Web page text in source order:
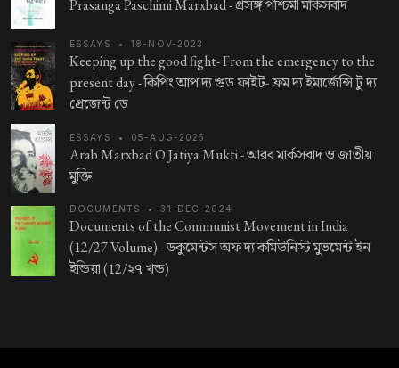
Prasanga Paschimi Marxbad -প্রসঙ্গ পশ্চিমী মার্কসবাদ
ESSAYS • 18-NOV-2023
Keeping up the good fight- From the emergency to the
present day -কিপিং আপ দ্য গুড ফাইট- ফ্রম দ্য ইমার্জেন্সি টু দ্য
প্রেজেন্ট ডে
ESSAYS • 05-AUG-2025
Arab Marxbad O Jatiya Mukti -আরব মার্কসবাদ ও জাতীয়
মুক্তি
DOCUMENTS • 31-DEC-2024
Documents of the Communist Movement in India
(12/27 Volume) -ডকুমেন্টস অফ দ্য কমিউনিস্ট মুভমেন্ট ইন
ইন্ডিয়া (12/২৭ খন্ড)